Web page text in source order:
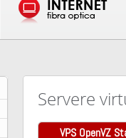
Servere
VPS OpenVZ